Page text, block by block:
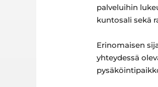
palveluihin
kuntosali sekä
Erinomaisen
yhteydessä